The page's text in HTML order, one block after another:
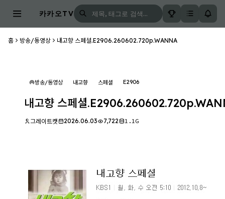
카카오TV
홈 방송/동영상 내고향 스페셜.E2906.260602.720p.WANNA
방송/동영상 내고향 스페셜 E2906
내고향 스페셜
그레이트캣 2026.06.03 7,722 1.1G